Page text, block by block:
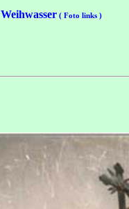
Weihwasser( Foto links )